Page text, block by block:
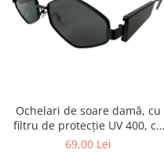
Ochelari de soare damă, cu
filtru de protecție UV 400, cu
toc cadou, OSD97
69,00 Lei